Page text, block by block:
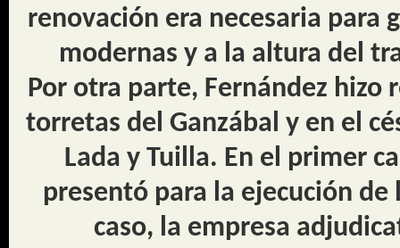
renovación era necesaria para
modernas y a la altura del
Por otra parte, Fernández hizo
torretas del Ganzábal y en el
Lada y Tuilla. En el primer
presentó para la ejecución
caso, la empresa